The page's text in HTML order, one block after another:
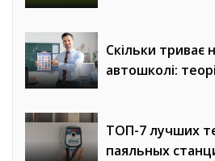
Скільки триває
автошколі:
ТОП-7 лучших
паяльных